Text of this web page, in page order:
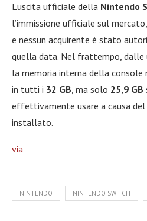
L’uscita ufficiale della Nintendo
l’immissione ufficiale sul
e nessun acquirente è stato
quella data. Nel frattempo, dalle
la memoria interna della console
in tutti i 32 GB , ma solo 25,9 GB
effettivamente usare a causa
installato.
via
NINTENDO NINTENDO SWITCH